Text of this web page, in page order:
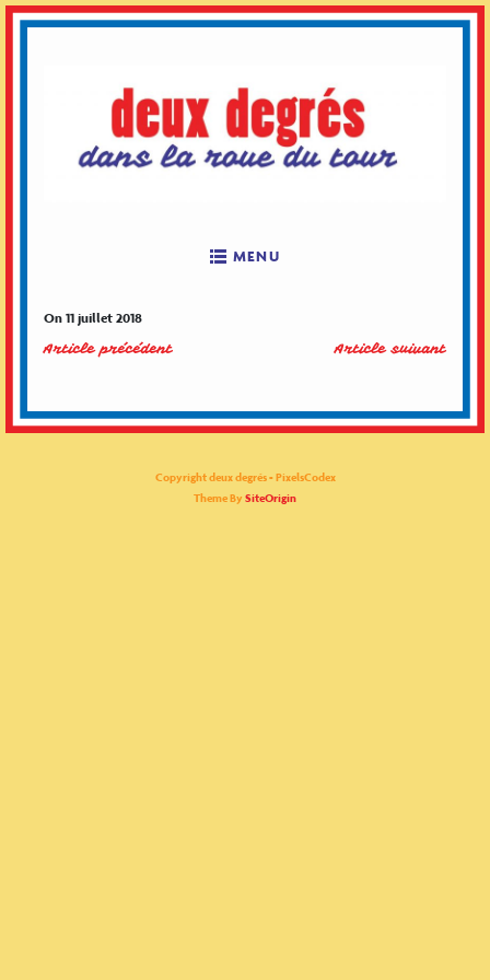
MENU
On 11 juillet 2018
Article suivant
Article précédent
Copyright deux degrés - PixelsCodex
Theme By SiteOrigin